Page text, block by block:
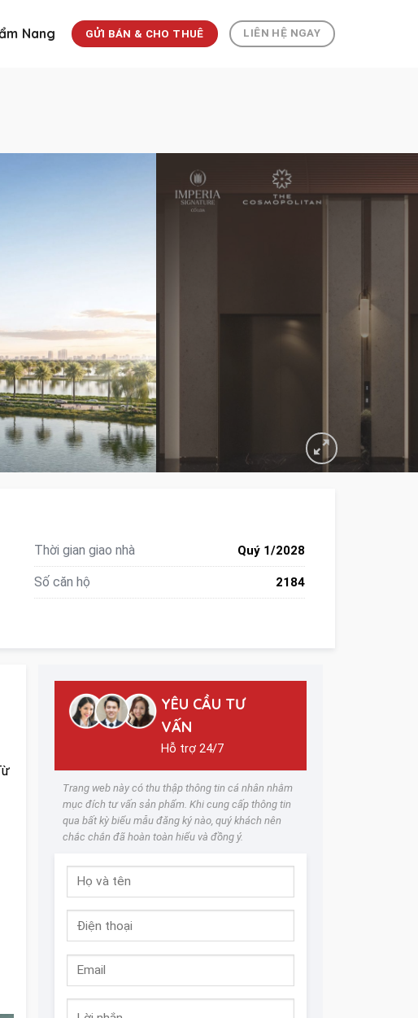
Nang GỬI BÁN & CHO THUÊ LIÊN HỆ NGAY
Thời gian giao nhà Quý 1/2028
Số căn hộ 2184
YÊU CẦU TƯ
VẤN
Hỗ trợ 24/7
Trang web này có thu thập thông tin cá nhân nhằm
mục đích tư vấn sản phẩm. Khi cung cấp thông tin
qua bất kỳ biểu mẫu đăng ký nào, quý khách nên
chắc chắn đã hoàn toàn hiểu và đồng ý.